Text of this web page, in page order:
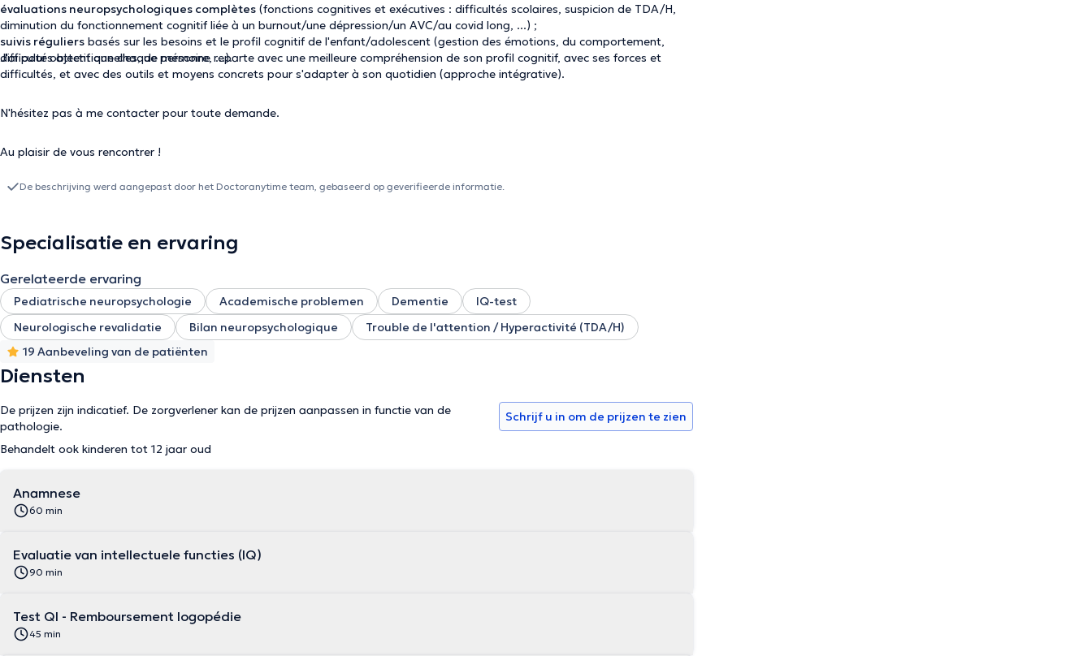
évaluations neuropsychologiques complètes (fonctions cognitives et exécutives : difficultés scolaires, suspicion de TDA/H,
diminution du fonctionnement cognitif liée à un burnout/une dépression/un AVC/au covid long, ...) ;
suivis réguliers basés sur les besoins et le profil cognitif de l'enfant/adolescent (gestion des émotions, du comportement,
difficultés attentionnelles, de mémoire, ...).
J'ai pour objectif que chaque personne reparte avec une meilleure compréhension de son profil cognitif, avec ses forces et
difficultés, et avec des outils et moyens concrets pour s'adapter à son quotidien (approche intégrative).
N'hésitez pas à me contacter pour toute demande.
Au plaisir de vous rencontrer !
De beschrijving werd aangepast door het Doctoranytime team, gebaseerd op geverifieerde informatie.
Specialisatie en ervaring
Gerelateerde ervaring
Pediatrische neuropsychologie Academische problemen Dementie
IQ-test
Neurologische revalidatie
Bilan neuropsychologique
Trouble de l'attention / Hyperactivité (TDA/H)
19 Aanbeveling van de patiënten
Diensten
De prijzen zijn indicatief. De zorgverlener kan de prijzen aanpassen in functie van de
pathologie.
Behandelt ook kinderen tot 12 jaar oud
Schrijf u in om de prijzen te zien
Anamnese
60 min
Evaluatie van intellectuele functies (IQ)
90 min
Test QI - Remboursement logopédie
45 min